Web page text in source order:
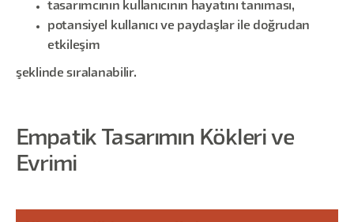
tasarımcının kullanıcının hayatını tanıması,
potansiyel kullanıcı ve paydaşlar ile doğrudan
etkileşim
şeklinde sıralanabilir.
Empatik Tasarımın Kökleri ve
Evrimi